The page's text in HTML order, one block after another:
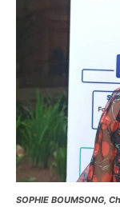
SOPHIE BOUMSONG,